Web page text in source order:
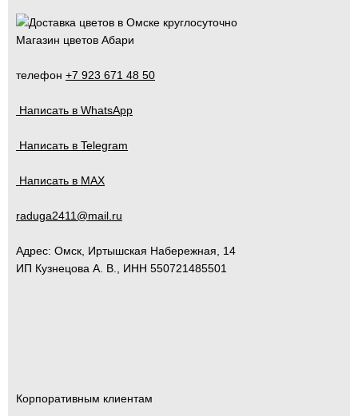
Магазин цветов Абари
телефон +7 923 671 48 50
Написать в WhatsApp
Написать в Telegram
Написать в MAX
raduga2411@mail.ru
Адрес: Омск Иртышская Набережная, 14
ИП Кузнецова А. В., ИНН 550721485501
Корпоративным клиентам